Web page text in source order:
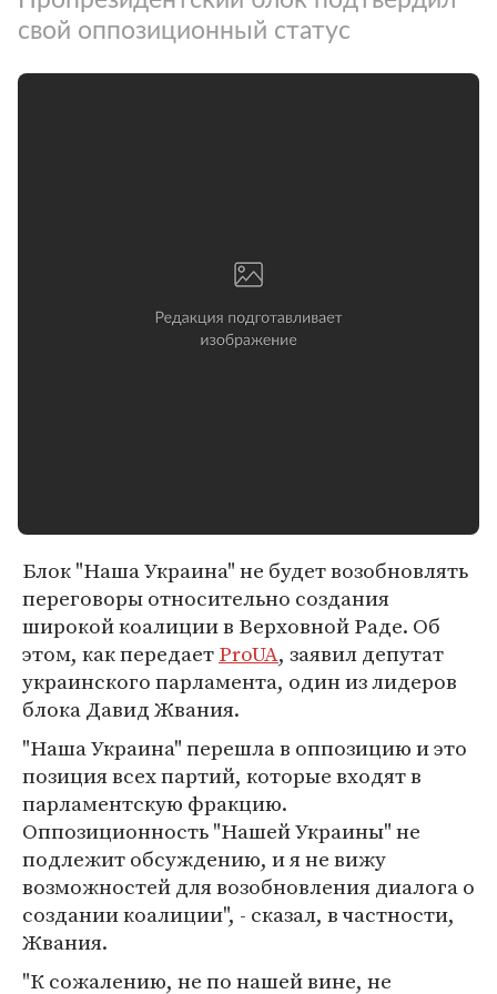
свой оппозиционный статус
Блок "Наша Украина" не будет возобновлять
переговоры относительно создания
широкой коалиции в Верховной Раде. Об
этом, как передаетProUA, заявил депутат
украинского парламента, один из лидеров
блока Давид Жвания.
"Наша Украина" перешла в оппозицию и это
позиция всех партий, которые входят в
парламентскую фракцию.
Оппозиционность "Нашей Украины" не
подлежит обсуждению, и я не вижу
возможностей для возобновления диалога о
создании коалиции", - сказал, в частности,
Жвания.
"К сожалению, не по нашей вине, не